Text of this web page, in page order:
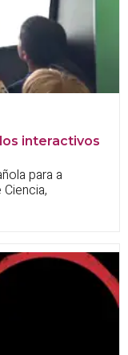
interactivos
para a